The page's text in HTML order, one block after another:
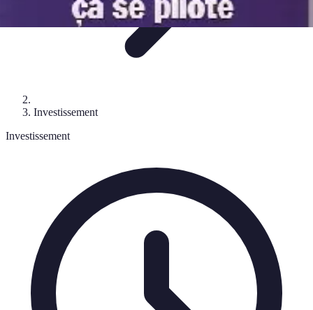
Investissement
Investissement